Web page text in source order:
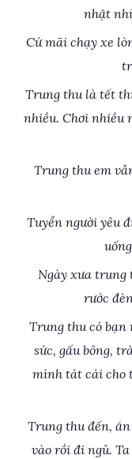
nhật
Cứ mãi chạy xe
Trung thu là tết
nhiều. Chơi nhiều
Trung thu em
Tuyển người yêu
Ngày xưa trung
rước
Trung thu có bạn
sức, gấu bông,
mình tát cái cho
Trung thu đến,
vào rồi đi ngủ.